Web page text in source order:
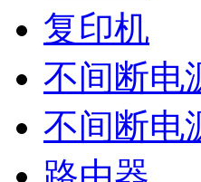
复印机
不间断电
不间断电